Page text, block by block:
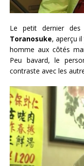
Le petit dernier
Toranosuke, aperçu
homme aux côtés
Peu bavard, le
contraste avec les